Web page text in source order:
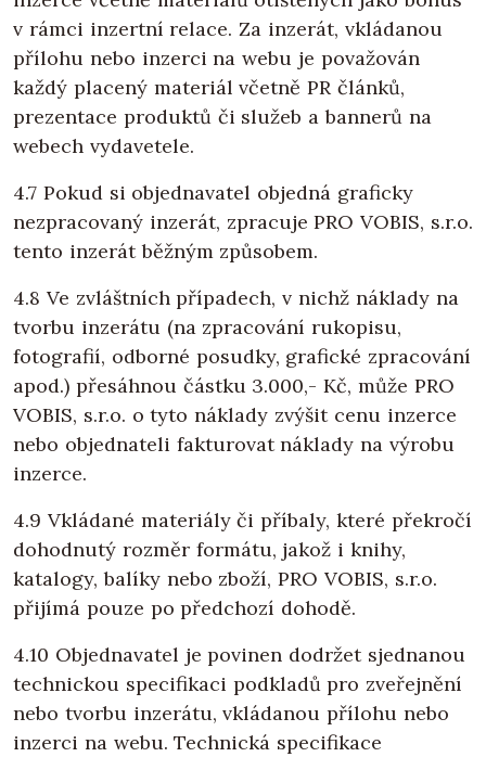
v rámci inzertní relace. Za inzerát, vkládanou
přílohu nebo inzerci na webu je považován
každý placený materiál včetně PR článků,
prezentace produktů či služeb a bannerů na
webech vydavetele.
4.7 Pokud si objednavatel objedná graficky
nezpracovaný inzerát, zpracuje PRO VOBIS, s.r.o.
tento inzerát běžným způsobem.
4.8 Ve zvláštních případech, v nichž náklady na
tvorbu inzerátu (na zpracování rukopisu,
fotografií, odborné posudky, grafické zpracování
apod.) přesáhnou částku 3.000,- Kč, může PRO
VOBIS, s.r.o. o tyto náklady zvýšit cenu inzerce
nebo objednateli fakturovat náklady na výrobu
inzerce.
4.9 Vkládané materiály či příbaly, které překročí
dohodnutý rozměr formátu, jakož i knihy,
katalogy, balíky nebo zboží, PRO VOBIS, s.r.o.
přijímá pouze po předchozí dohodě.
4.10 Objednavatel je povinen dodržet sjednanou
technickou specifikaci podkladů pro zveřejnění
nebo tvorbu inzerátu, vkládanou přílohu nebo
inzerci na webu. Technická specifikace